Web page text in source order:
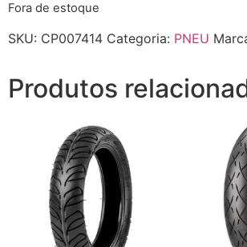
Fora de estoque
SKU: CP007414 Categoria: PNEU
Produtos